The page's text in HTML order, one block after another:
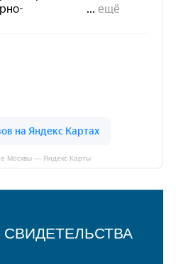
Москвы — Яндекс Карты